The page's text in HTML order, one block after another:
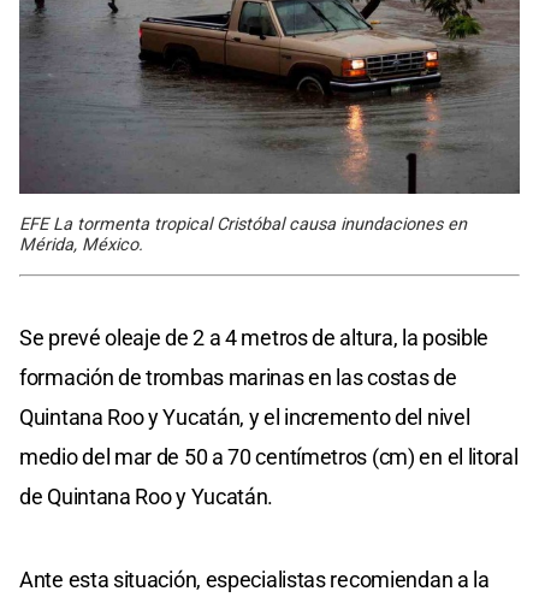
EFE La tormenta tropical Cristóbal causa inundaciones en
Mérida, México.
Se prevé oleaje de 2 a 4 metros de altura, la posible
formación de trombas marinas en las costas de
Quintana Roo y Yucatán, y el incremento del nivel
medio del mar de 50 a 70 centímetros (cm) en el litoral
de Quintana Roo y Yucatán.
Ante esta situación, especialistas recomiendan a la